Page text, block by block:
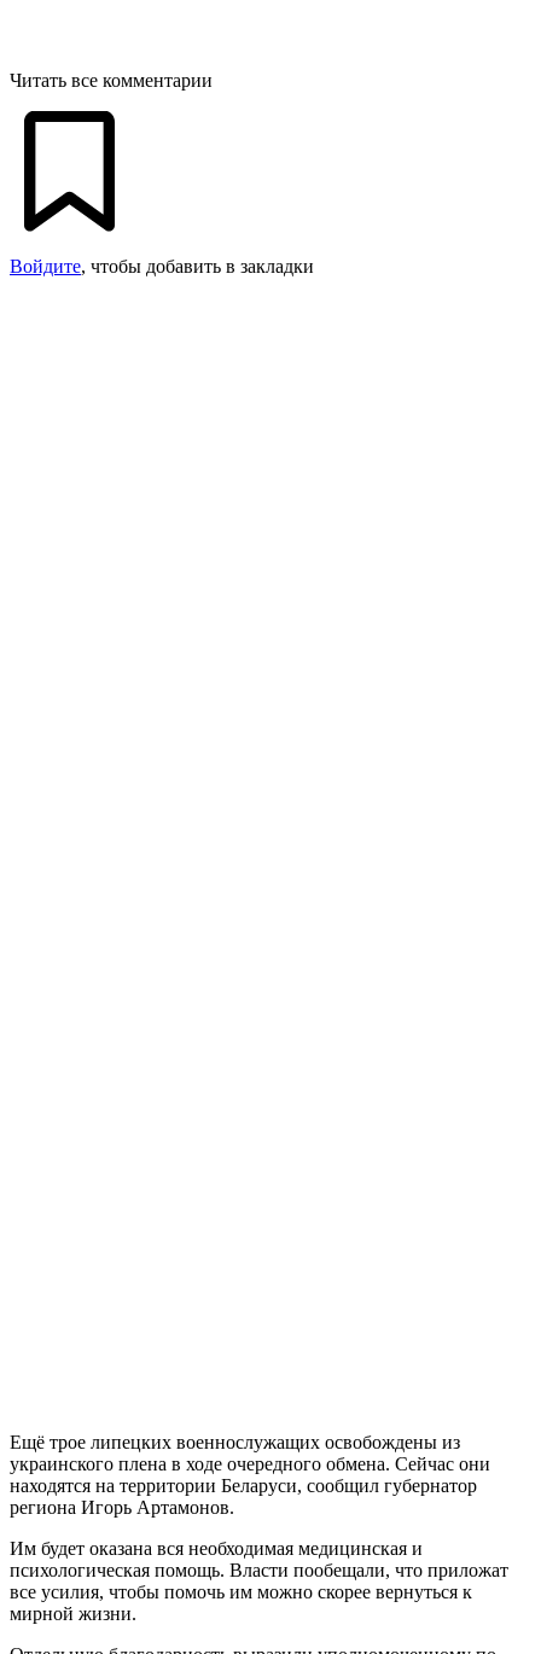
Читать все комментарии
Войдите, чтобы добавить в закладки
Ещё трое липецких военнослужащих освобождены из
украинского плена в ходе очередного обмена. Сейчас они
находятся на территории Беларуси, сообщил губернатор
региона Игорь Артамонов.
Им будет оказана вся необходимая медицинская и
психологическая помощь. Власти пообещали, что приложат
все усилия, чтобы помочь им можно скорее вернуться к
мирной жизни.